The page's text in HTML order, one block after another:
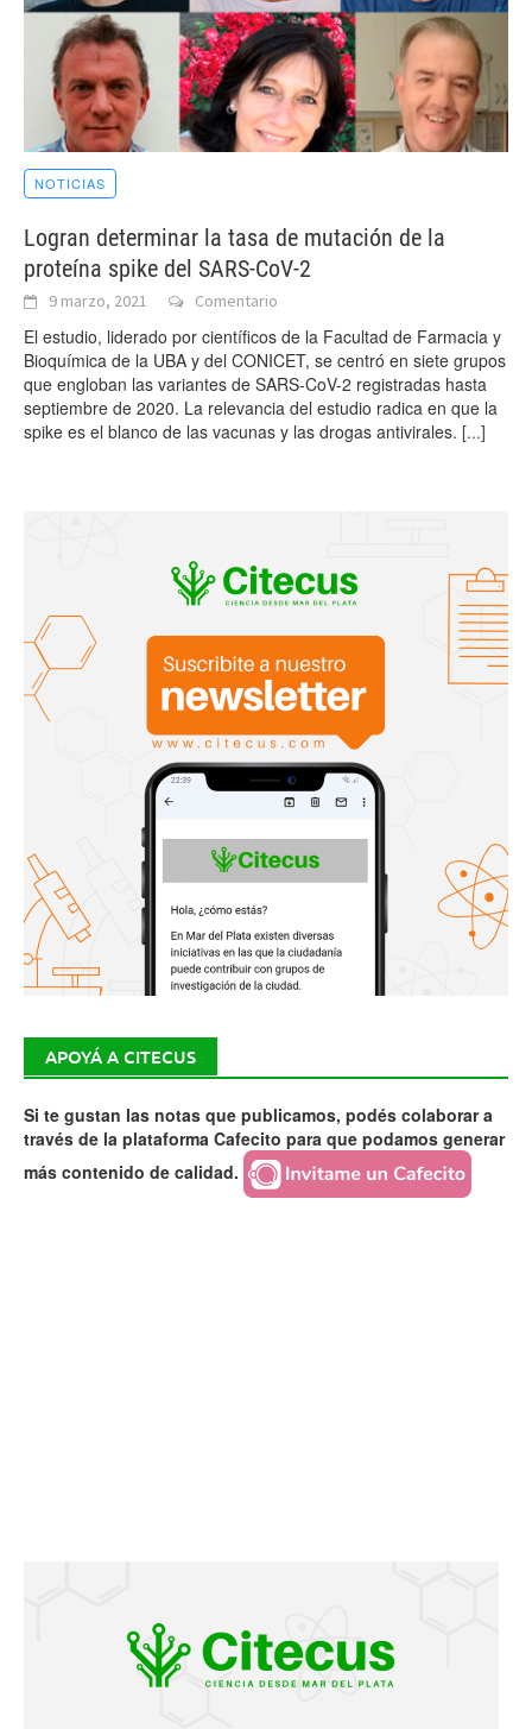
NOTICIAS
Logran determinar la tasa de mutación de la
proteína spike del SARS-CoV-2
9 marzo, 2021 Comentario
El estudio, liderado por científicos de la Facultad de Farmacia y
Bioquímica de la UBA y del CONICET, se centró en siete grupos
que engloban las variantes de SARS-CoV-2 registradas hasta
septiembre de 2020. La relevancia del estudio radica en que la
spike es el blanco de las vacunas y las drogas antivirales. [...]
APOYÁ A CITECUS
Si te gustan las notas que publicamos, podés colaborar a
través de la plataforma Cafecito para que podamos generar
más contenido de calidad.